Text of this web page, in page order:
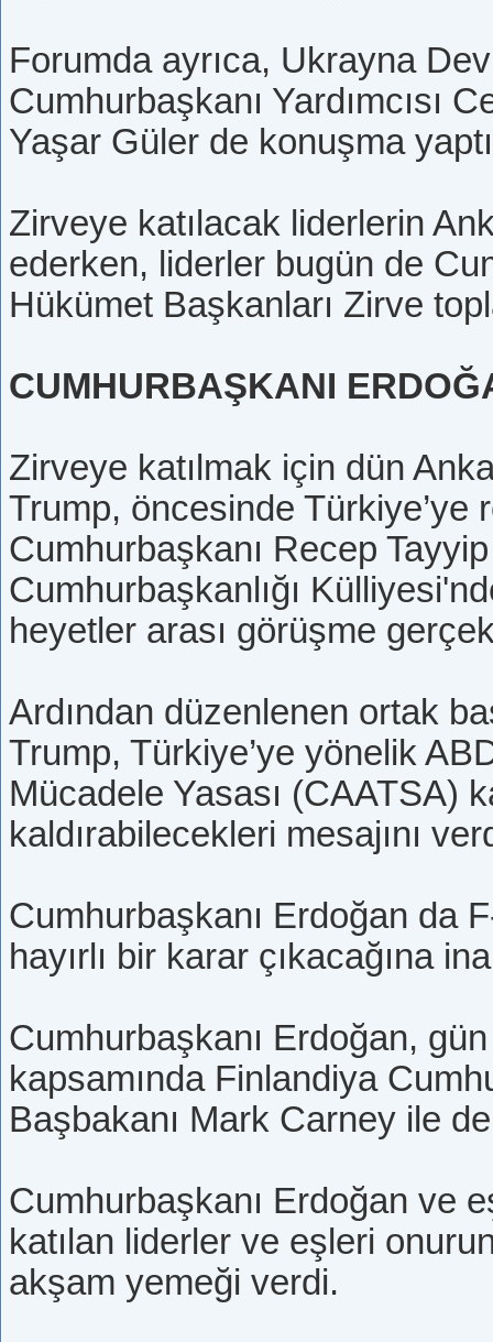
Forumda ayrıca, Ukrayna
Cumhurbaşkanı Yardımcısı
Yaşar Güler de konuşma
Zirveye katılacak liderlerin
ederken, liderler bugün de
Hükümet Başkanları Zirve
CUMHURBAŞKANI
Zirveye katılmak için dün
Trump, öncesinde Türkiye’ye
Cumhurbaşkanı Recep
Cumhurbaşkanlığı
heyetler arası görüşme
Ardından düzenlenen ortak
Trump, Türkiye’ye yönelik
Mücadele Yasası (CAATSA)
kaldırabilecekleri mesajını
Cumhurbaşkanı Erdoğan da
hayırlı bir karar çıkacağına
Cumhurbaşkanı Erdoğan,
kapsamında Finlandiya
Başbakanı Mark Carney ile
Cumhurbaşkanı Erdoğan ve
katılan liderler ve eşleri
akşam yemeği verdi.